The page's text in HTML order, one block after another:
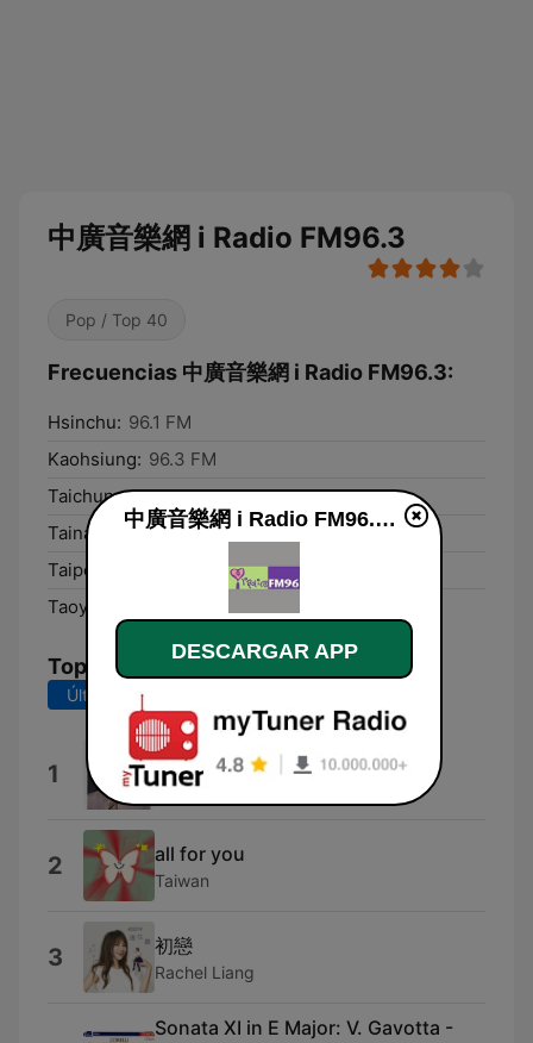
中廣音樂網 i Radio FM96.3
Pop / Top 40
Frecuencias 中廣音樂網 i Radio FM96.3:
Hsinchu: 96.1 FM
Kaohsiung: 96.3 FM
Taichung: 96.3 FM
Tainan:
96.1 FM
Taipei:
Taoyuan:
Top Canciones
Últimos 7 días
1 MAYBE.
SIENNA SPIRO
2 all for you
Taiwan
3 初戀
Rachel Liang
Sonata XI in E Major: V. Gavotta -
中廣音樂網 i Radio FM96.3 en vivo
DESCARGAR APP